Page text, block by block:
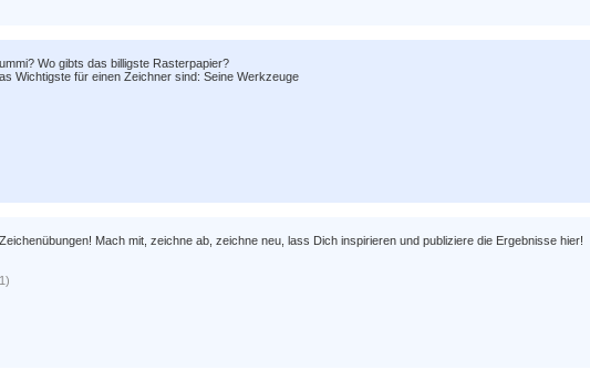
Wo gibts das billigste Rasterpapier?
Wichtigste für einen Zeichner sind: Seine Werkzeuge
Mach mit, zeichne ab, zeichne neu, lass Dich inspirieren und publiziere die Ergebnisse hier!